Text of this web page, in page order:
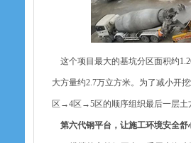
这个项目最大的基坑分区面积约
大方量约2.7万立方米。为了减小开
区→4区→5区的顺序组织最后一层土
第六代钢平台，让施工环境安全舒